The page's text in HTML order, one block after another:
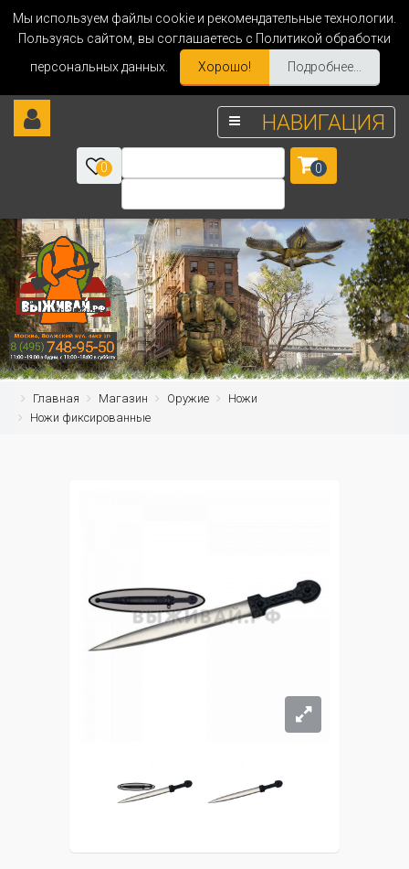
Мы используем файлы cookie и рекомендательные технологии.
Пользуясь сайтом, вы соглашаетесь с Политикой обработки
персональных данных.
Хорошо! Подробнее...
НАВИГАЦИЯ
0 0
Главная Магазин Оружие
Ножи
Ножи фиксированные